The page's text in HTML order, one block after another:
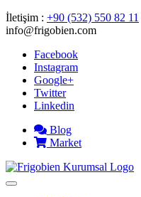
İletişim : +90 (532) 550 82 11
info@frigobien.com
Facebook
Instagram
Google+
Twitter
Linkedin
Blog
Market